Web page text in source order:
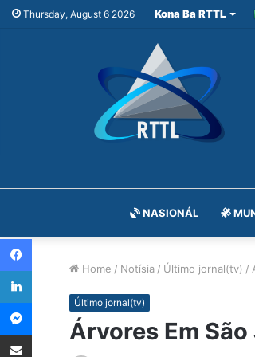
Thursday, August 6 2026 Kona Ba RTTL
NASIONÁL
Home / Notísia / Último jornal(tv) /
Último jornal(tv)
Árvores Em
Facebook
LinkedIn
Messenger